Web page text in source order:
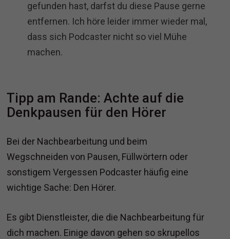
gefunden hast, darfst du diese Pause gerne
entfernen. Ich höre leider immer wieder mal,
dass sich Podcaster nicht so viel Mühe
machen.
Tipp am Rande: Achte auf die
Denkpausen für den Hörer
Bei der Nachbearbeitung und beim
Wegschneiden von Pausen, Füllwörtern oder
sonstigem Vergessen Podcaster häufig eine
wichtige Sache: Den Hörer.
Es gibt Dienstleister, die die Nachbearbeitung für
dich machen. Einige davon gehen so skrupellos